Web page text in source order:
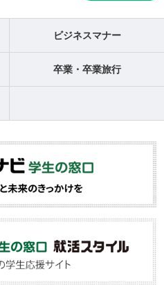
ビジネスマナー
卒業・卒業旅行